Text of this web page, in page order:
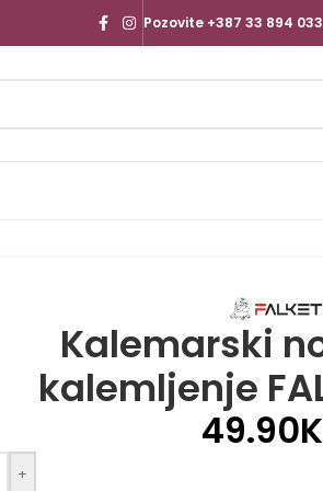
Pozovite +387 33 894
Kalemarski
kalemljenje
49.90
+